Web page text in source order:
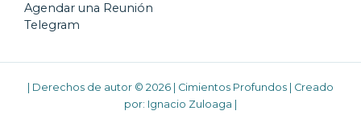
Agendar una Reunión
Telegram
| Derechos de autor © 2026 | Cimientos Profundos | Creado
por: Ignacio Zuloaga